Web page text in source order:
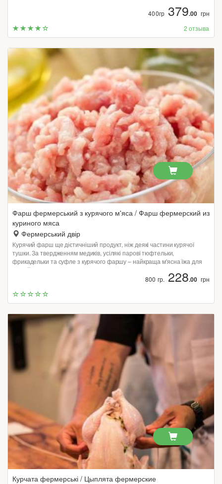
400гр379.00 грн
2 отзыва
Фарш фермерський з курячого м'яса / Фарш фермерский из
куриного мяса
Фермерський двір
Курячий фарш ще дієтичніший продукт, ніж деякі частини курячої
тушки. За твердженням медиків, усілякі парові тюфтельки,
фрикадельки та суфле з курячого фаршу – найкраща м'ясна їжа для
людей після тяжкої хвороби або охочих схуднути.
800 гр. 228.00 грн
Курчата фермерські / Цыплята фермерские